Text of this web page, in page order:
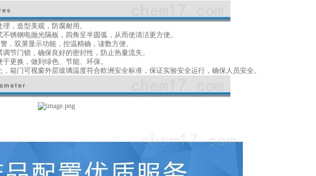
，造型美观，防腐耐用。
锈钢电抛光隔板，四角呈半圆弧，从而使清洁更方便。
，双屏显示功能，控温精确，读数方便。
节门锁，确保良好的密封性，防止热量流失。
更换，做到绿色、节能、环保。
箱门可视窗外层玻璃温度符合欧洲安全标准，保证实验安全运行，确保人员安全。